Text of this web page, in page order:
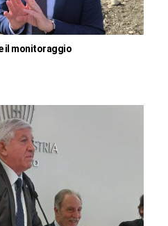
il monitoraggio